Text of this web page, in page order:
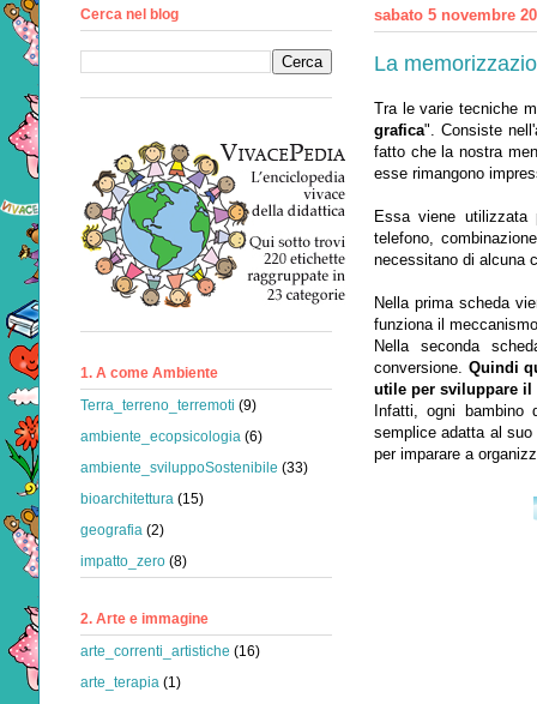
sabato 5 novembre
La
Tra le varie tecniche
grafica". Consiste
fatto che la nostra
esse rimangono
Essa viene utilizzata
telefono,
necessitano di alcuna
Nella prima scheda
funziona il
Nella seconda
conversione. Quindi
utile per sviluppare
Infatti, ogni bambino
semplice adatta al
per imparare a
Cerca nel blog
1. A come Ambiente
Terra_terreno_terremoti (9)
ambiente_ecopsicologia (6)
ambiente_sviluppoSostenibile (33)
bioarchitettura (15)
geografia (2)
impatto_zero (8)
2. Arte e immagine
arte_correnti_artistiche (16)
arte_terapia (1)